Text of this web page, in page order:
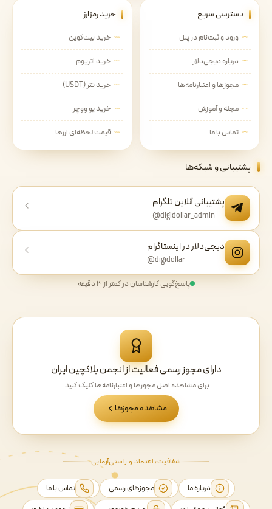
دسترسی سریع
ورود و ثبت‌نام در پنل
درباره دیجی‌دلار
مجوزها و اعتبارنامه‌ها
مجله و آموزش
تماس با ما
خرید رمزارز
خرید بیت‌کوین
خرید اتریوم
خرید تتر (USDT)
خرید یو ووچر
قیمت لحظه‌ای ارزها
پشتیبانی و شبکه‌ها
پشتیبانی آنلاین تلگرام
@digidollar_admin
دیجی‌دلار در اینستاگرام
@digidollar
پاسخ‌گویی کارشناسان در کمتر از ۳ دقیقه
دارای مجوز رسمی فعالیت از انجمن بلاکچین ایران
برای مشاهده اصل مجوزها و اعتبارنامه‌ها کلیک کنید.
مشاهده مجوزها
شفافیت، اعتماد و راستی‌آزمایی
درباره ما مجوزهای رسمی
تماس با ما